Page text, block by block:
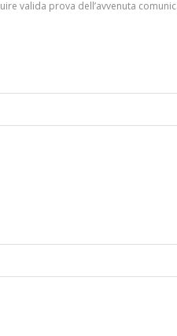
valida prova dell’avvenuta